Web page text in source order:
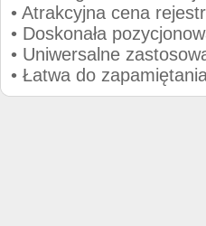
• Atrakcyjna cena
• Doskonała
• Uniwersalne
• Łatwa do